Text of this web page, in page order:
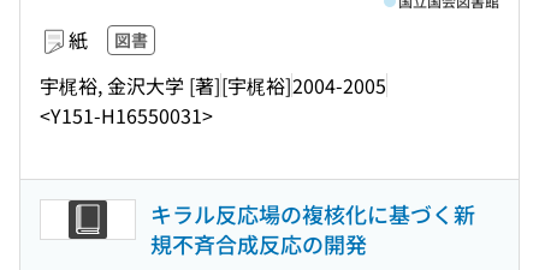
紙 図書
宇梶裕, 金沢大学 [著][宇梶裕]2004-2005
<Y151-H16550031>
キラル反応場の複核化に基づく新
規不斉合成反応の開発